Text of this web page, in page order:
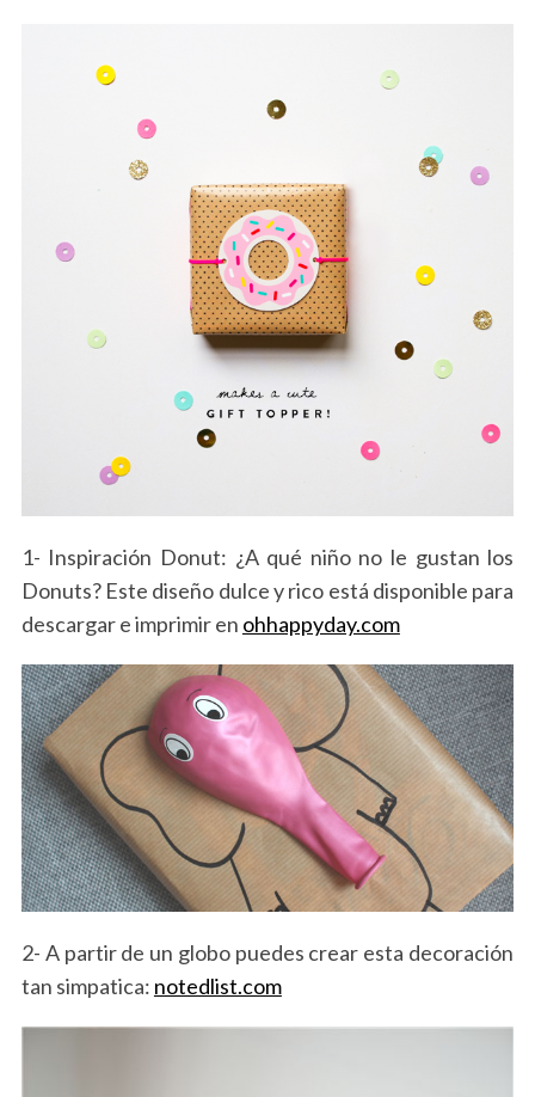
1- Inspiración Donut: ¿A qué niño no le gustan los
Donuts? Este diseño dulce y rico está disponible para
descargar e imprimir en ohhappyday.com
2- A partir de un globo puedes crear esta decoración
tan simpatica: notedlist.com